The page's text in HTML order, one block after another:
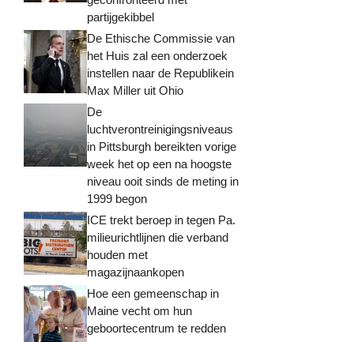
partijgekibbel
De Ethische Commissie van
het Huis zal een onderzoek
instellen naar de Republikein
Max Miller uit Ohio
De
luchtverontreinigingsniveaus
in Pittsburgh bereikten vorige
week het op een na hoogste
niveau ooit sinds de meting in
1999 begon
ICE trekt beroep in tegen Pa.
milieurichtlijnen die verband
houden met
magazijnaankopen
Hoe een gemeenschap in
Maine vecht om hun
geboortecentrum te redden